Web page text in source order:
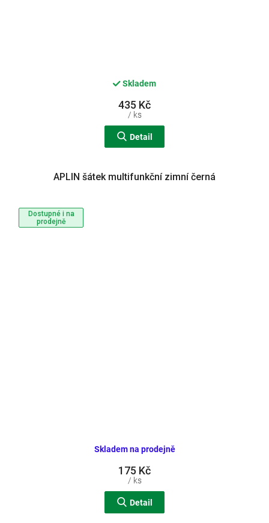
Skladem
435 Kč
/ ks
Detail
Dostupné i na
prodejně
APLIN šátek multifunkční zimní černá
Skladem na prodejně
175 Kč
/ ks
Detail